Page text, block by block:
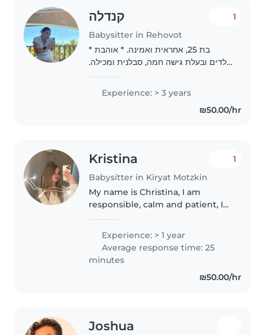
קנדלה
Babysitter in Rehovot
1
* בת 25, אחראית ואמינה. * אוהבת
ילדים ובעלת גישה חמה, סבלנית ומכילה.
יודעת להעסיק ילדים במשחקים, יצירה
ופעילויות מותאמות גיל. * יכולה לסייע
Experience: > 3 years
₪50.00/hr
Kristina
Babysitter in Kiryat Motzkin
1
My name is Christina, I am
responsible, calm and patient, I
feels safe and comfortable with
me. Available to babysit..
Experience: > 1 year
Average response time: 25
minutes
₪50.00/hr
Joshua